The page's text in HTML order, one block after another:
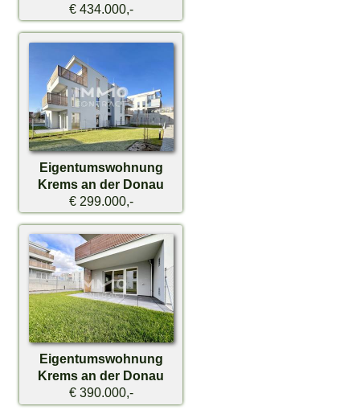
€ 434.000,-
Eigentumswohnung
Krems an der Donau
€ 299.000,-
Eigentumswohnung
Krems an der Donau
€ 390.000,-